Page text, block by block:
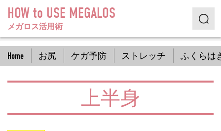
HOW to USE MEGALOS
メガロス活用術
Home お尻 ケガ予防 ストレッチ ふくらは
上半身